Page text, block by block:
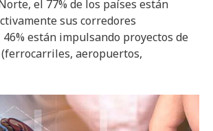
el 77% de los países están
sus corredores
están impulsando proyectos de
aeropuertos,